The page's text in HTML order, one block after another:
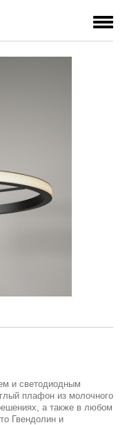
и светодиодным
плафон из молочного
а также в любом
Гвендолин и